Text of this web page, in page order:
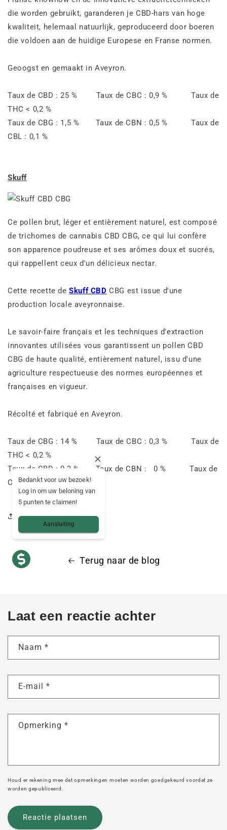
die worden gebruikt, garanderen je CBD-hars van hoge
kwaliteit, helemaal natuurlijk, geproduceerd door boeren
die voldoen aan de huidige Europese en Franse normen.
Geoogst en gemaakt in Aveyron.
Taux de CBD : 25 % Taux de CBC : 0,9 % Taux de
THC < 0,2 %
Taux de CBG : 1,5 % Taux de CBN : 0,5 % Taux de
CBL : 0,1 %
Skuff
Ce pollen brut, léger et entièrement naturel, est composé
de trichomes de cannabis CBD CBG, ce qui lui confère
son apparence poudreuse et ses arômes doux et sucrés,
qui rappellent ceux d'un délicieux nectar.
Cette recette deSkuff CBD CBG est issue d'une
production locale aveyronnaise.
Le savoir-faire français et les techniques d'extraction
innovantes utilisées vous garantissent un pollen CBD
CBG de haute qualité, entièrement naturel, issu d'une
agriculture respectueuse des normes européennes et
françaises en vigueur.
Récolté et fabriqué en Aveyron.
Taux de CBG : 14 % Taux de CBC : 0,3 % Taux de
THC < 0,2 %
Taux de CBD : 0,3 % Taux de CBN : 0 % Taux de
CBL : 0 %
Deel dit artikel
Terug naar de blog
Laat een reactie achter
Naam *
E-mail *
Opmerking *
Houd er rekening mee dat opmerkingen moeten worden goedgekeurd voordat ze
worden gepubliceerd.
Bedankt voor uw bezoek!
Log in om uw beloning van
5 punten te claimen!
Aansluiting